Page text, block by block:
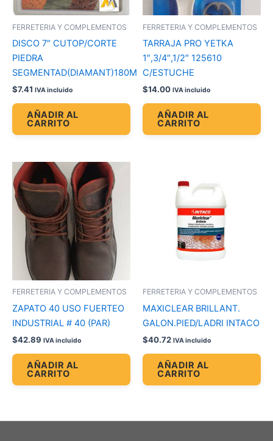
FERRETERIA Y COMPLEMENTOS
DISCO 7″ CUTOP/CORTE
PIEDRA
SEGMENTAD(DIAMANT)180M
$7.41 IVA incluido
AÑADIR AL
CARRITO
FERRETERIA Y COMPLEMENTOS
TARRAJA PRO YETKA
1″,3/4″,1/2″ 125610
C/ESTUCHE
$14.00 IVA incluido
AÑADIR AL
CARRITO
FERRETERIA Y COMPLEMENTOS
ZAPATO 40 USO FUERTEO
INDUSTRIAL # 40 (PAR)
$42.89 IVA incluido
AÑADIR AL
CARRITO
FERRETERIA Y COMPLEMENTOS
MAXICLEAR BRILLANT.
GALON.PIED/LADRI INTACO
$40.72 IVA incluido
AÑADIR AL
CARRITO